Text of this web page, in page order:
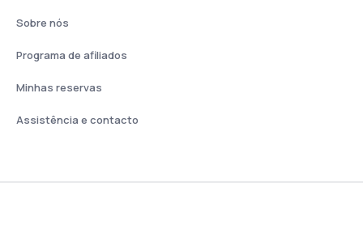
Sobre nós
Programa de afiliados
Minhas reservas
Assistência e contacto